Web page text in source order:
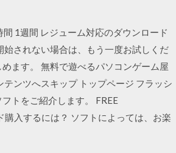
1週間 レジューム対応のダウンロード
されない場合は、もう一度お試しくだ
ます。 無料で遊べるパソコンゲーム屋
ンツへスキップ トップページ フラッシ
トをご紹介します。 FREE
入するには？ ソフトによっては、お楽